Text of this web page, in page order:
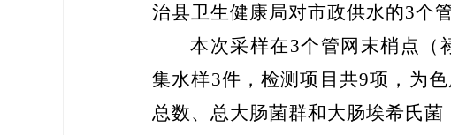
治县卫生健康局对市政供水的3个
本次采样在3个管网末梢点 （
集水样3件，检测项目共9项，为色
总数、总大肠菌群和大肠埃希氏菌